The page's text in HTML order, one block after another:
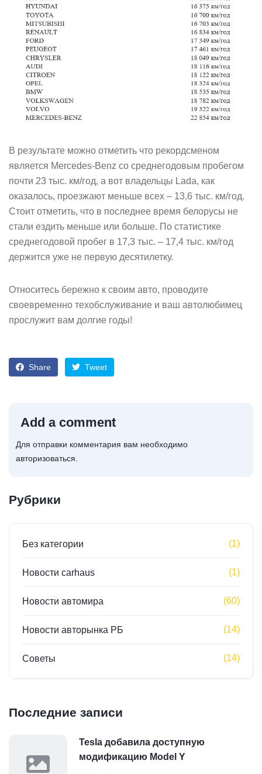
В результате можно отметить что рекордсменом
является Mercedes-Benz со среднегодовым пробегом
почти 23 тыс. км/год, а вот владельцы Lada, как
оказалось, проезжают меньше всех – 13,6 тыс. км/год.
Стоит отметить, что в последнее время белорусы не
стали ездить меньше или больше. По статистике
среднегодовой пробег в 17,3 тыс. – 17,4 тыс. км/год
держится уже не первую десятилетку.
Относитесь бережно к своим авто, проводите
своевременно техобслуживание и ваш автолюбимец
прослужит вам долгие годы!
Share Tweet
Add a comment
Для отправки комментария вам необходимо
авторизоваться
Рубрики
Без категории (1)
Новости carhaus (1)
Новости автомира (60)
Новости авторынка РБ (14)
Советы (14)
Последние записи
Tesla добавила доступную
модификацию Model Y